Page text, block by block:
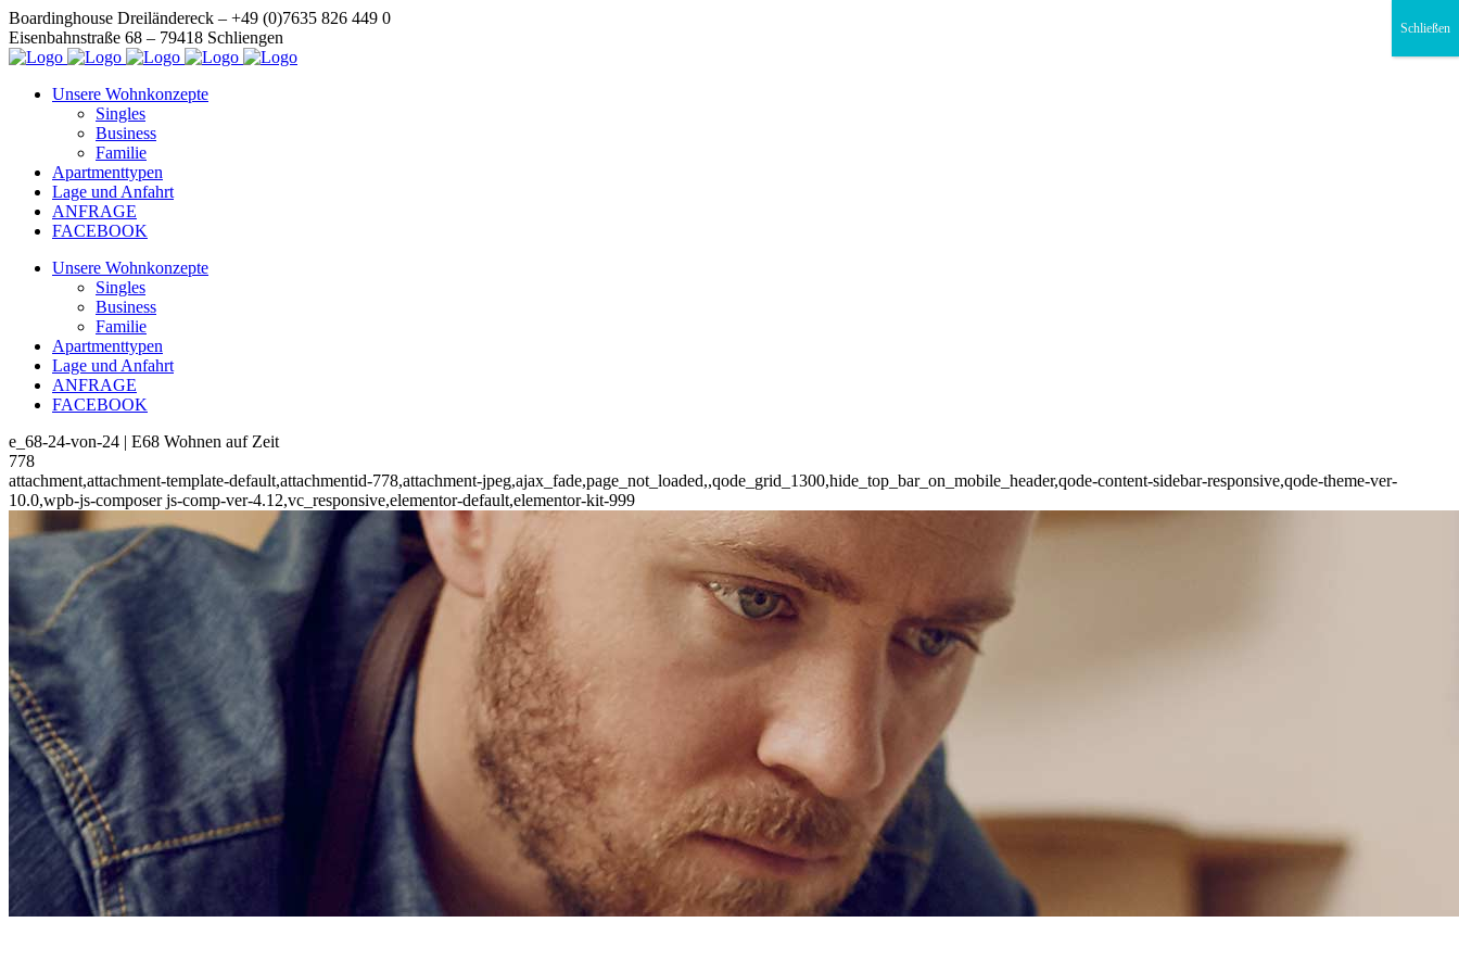
Boardinghouse Dreiländereck – +49 (0)7635 826 449 0
Eisenbahnstraße 68 – 79418 Schliengen
Unsere Wohnkonzepte
Singles
Business
Familie
Apartmenttypen
Lage und Anfahrt
ANFRAGE
FACEBOOK
Unsere Wohnkonzepte
Singles
Business
Familie
Apartmenttypen
Lage und Anfahrt
ANFRAGE
FACEBOOK
e_68-24-von-24 | E68 Wohnen auf Zeit
778
attachment,attachment-template-default,attachmentid-778,attachment-jpeg,ajax_fade,page_not_loaded,,qode_grid_1300,hide_top_bar_on_mobile_header,qode-content-sidebar-responsive,qode-theme-ver-
10.0,wpb-js-composer js-comp-ver-4.12,vc_responsive,elementor-default,elementor-kit-999
Schließen